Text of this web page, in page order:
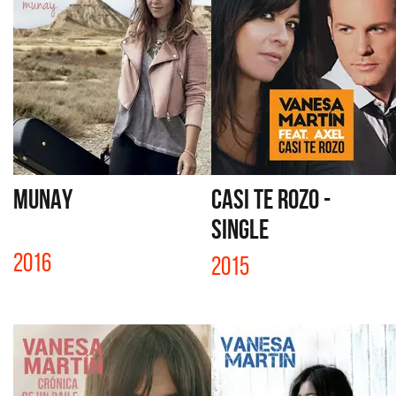
MUNAY
2016
CASI TE ROZO -
SINGLE
2015